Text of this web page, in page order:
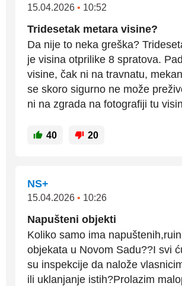
15.04.2026 • 10:52
Tridesetak metara visine?
Da nije to neka greška?
je visina otprilike 8 spratova.
visine, čak ni na travnatu,
se skoro sigurno ne može
ni na zgrada na fotografiji tu
40 20
NS+
15.04.2026 • 10:26
Napušteni objekti
Koliko samo ima
objekata u Novom Sadu??I svi
su inspekcije da nalože
ili uklanjanje istih?Prolazim